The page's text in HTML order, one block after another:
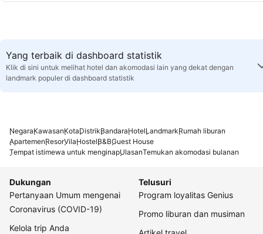
Yang terbaik di dashboard statistik
Klik di sini untuk melihat hotel dan akomodasi lain yang dekat dengan
landmark populer di dashboard statistik
NegaraKawasanKotaDistrikBandaraHotelLandmarkRumah liburan
ApartemenResorVilaHostelB&BGuest House
Tempat istimewa untuk menginapUlasanTemukan akomodasi bulanan
Dukungan
Pertanyaan Umum mengenai
Coronavirus (COVID-19)
Kelola trip Anda
Telusuri
Program loyalitas Genius
Promo liburan dan musiman